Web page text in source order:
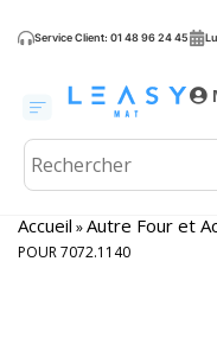
Service Client: 01 48 96 24 45
Accueil »Autre Four et
POUR 7072.1140